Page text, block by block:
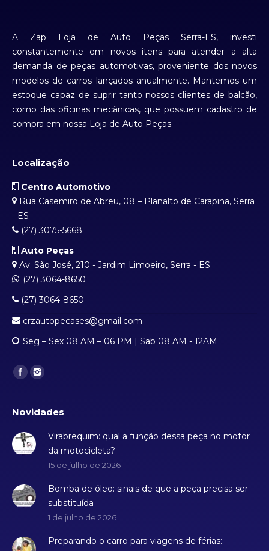
A Zap Loja de Auto Peças Serra-ES, investi
constantemente em novos itens para atender a alta
demanda de peças automotivas, proveniente dos novos
modelos de carros lançados anualmente. Mantemos um
estoque capaz de suprir tanto nossos clientes de balcão,
como das oficinas mecânicas, que possuem cadastro de
compra em nossa Loja de Auto Peças.
Localização
Centro Automotivo
Rua Casemiro de Abreu, 08 – Planalto de Carapina, Serra
- ES
(27) 3075-5668
Auto Peças
Av. São José, 210 - Jardim Limoeiro, Serra - ES
(27) 3064-8650
(27) 3064-8650
crzautopecases@gmail.com
Seg – Sex 08 AM – 06 PM | Sab 08 AM - 12AM
Find us on:
Novidades
Virabrequim: qual a função dessa peça no motor
da motocicleta?
15 de julho de 2026
Bomba de óleo: sinais de que a peça precisa ser
substituída
1 de julho de 2026
Preparando o carro para viagens de férias: